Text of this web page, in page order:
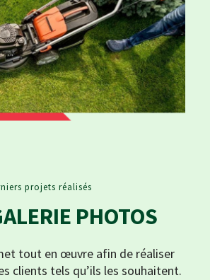
projets réalisés
PHOTOS
tout en œuvre afin de réaliser
clients tels qu’ils les souhaitent.